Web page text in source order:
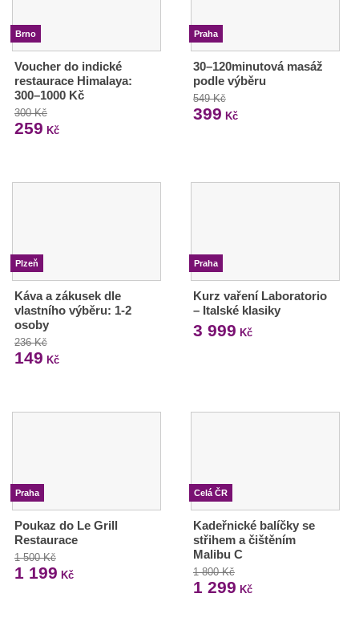
Brno
Voucher do indické
restaurace Himalaya:
300–1000 Kč
300 Kč
259 Kč
Praha
30–120minutová masáž
podle výběru
549 Kč
399 Kč
Plzeň
Káva a zákusek dle
vlastního výběru: 1-2
osoby
236 Kč
149 Kč
Praha
Kurz vaření Laboratorio
– Italské klasiky
3 999 Kč
Praha
Poukaz do Le Grill
Restaurace
1 500 Kč
1 199 Kč
Celá ČR
Kadeřnické balíčky se
střihem a čištěním
Malibu C
1 800 Kč
1 299 Kč